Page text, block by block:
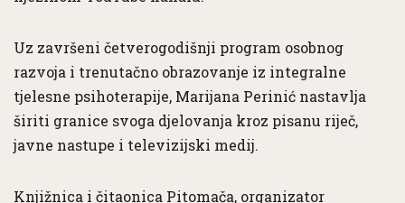
Uz završeni četverogodišnji program osobnog
razvoja i trenutačno obrazovanje iz integralne
tjelesne psihoterapije, Marijana Perinić nastavlja
širiti granice svoga djelovanja kroz pisanu riječ,
javne nastupe i televizijski medij.
Knjižnica i čitaonica Pitomača, organizator